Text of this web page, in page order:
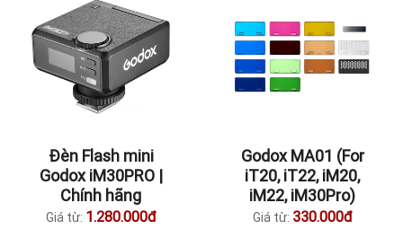
Đèn Flash mini
Godox iM30PRO |
Chính hãng
Giá từ: 1.280.000đ
Godox MA01 (For
iT20, iT22, iM20,
iM22, iM30Pro)
Giá từ: 330.000đ